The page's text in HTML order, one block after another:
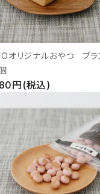
オリジナルおやつ ブラ
円(税込)